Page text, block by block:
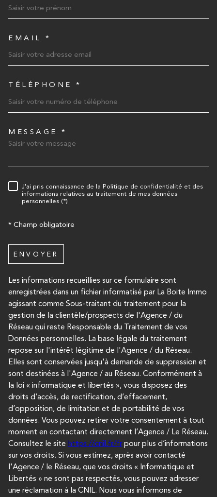
EMAIL *
TÉLÉPHONE *
MESSAGE *
RÈGLEMENTATION
J'ai pris connaissance de la Politique de confidentialité et des
informations relatives au traitement de mes données
personnelles (*)
* Champ obligatoire
ENVOYER
Les informations recueillies sur ce formulaire sont
enregistrées dans un fichier informatisé par La Boite Immo
agissant comme Sous-traitant du traitement pour la
gestion de la clientèle/prospects de l'Agence / du
Réseau qui reste Responsable du Traitement de vos
Données personnelles. La base légale du traitement
repose sur l'intérêt légitime de l'Agence / du Réseau.
Elles sont conservées jusqu'à demande de suppression et
sont destinées à l'Agence / au Réseau. Conformément à
la loi « informatique et libertés », vous disposez des
droits d’accès, de rectification, d’effacement,
d’opposition, de limitation et de portabilité de vos
données. Vous pouvez retirer votre consentement à tout
moment en contactant directement l’Agence / Le Réseau.
Consultez le site https://cnil.fr/fr pour plus d’informations
sur vos droits. Si vous estimez, après avoir contacté
l'Agence / le Réseau, que vos droits « Informatique et
Libertés » ne sont pas respectés, vous pouvez adresser
une réclamation à la CNIL. Nous vous informons de